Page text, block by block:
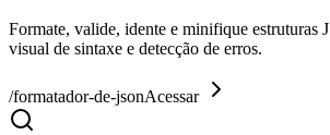
Formate, valide, idente e minifique estruturas
visual de sintaxe e detecção de erros.
/formatador-de-jsonAcessar